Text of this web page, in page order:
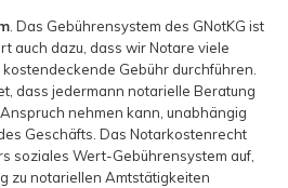
. Das Gebührensystem des GNotKG ist
auch dazu, dass wir Notare viele
Gebühr durchführen.
dass jedermann notarielle Beratung
nehmen kann, unabhängig
Geschäfts. Das Notarkostenrecht
soziales Wert-Gebührensystem auf,
zu notariellen Amtstätigkeiten